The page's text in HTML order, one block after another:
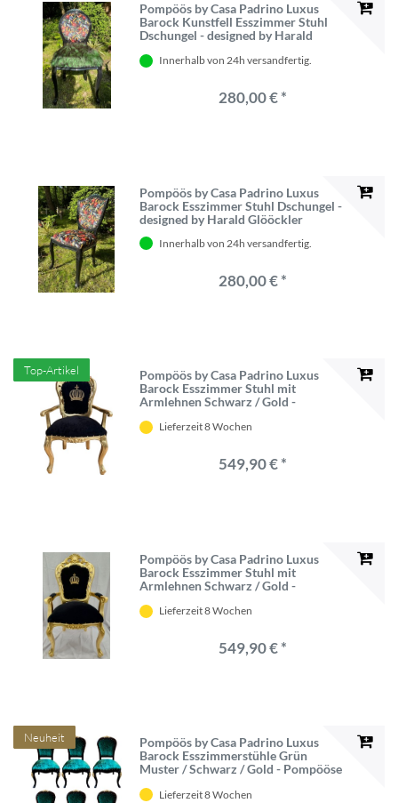
Pompöös by Casa Padrino Luxus
Barock Kunstfell Esszimmer Stuhl
Dschungel - designed by Harald
Innerhalb von 24h versandfertig.
280,00 € *
Pompöös by Casa Padrino Luxus
Barock Esszimmer Stuhl Dschungel -
designed by Harald Glööckler
Innerhalb von 24h versandfertig.
280,00 € *
Top-Artikel
Pompöös by Casa Padrino Luxus
Barock Esszimmer Stuhl mit
Armlehnen Schwarz / Gold -
Harald Glööckler - Pompööse Barock
Lieferzeit 8 Wochen
549,90 € *
Pompöös by Casa Padrino Luxus
Barock Esszimmer Stuhl mit
Armlehnen Schwarz / Gold -
Harald Glööckler - Barock
Lieferzeit 8 Wochen
549,90 € *
Neuheit
Pompöös by Casa Padrino Luxus
Barock Esszimmerstühle Grün
Muster / Schwarz / Gold - Pompööse
Glööckler - 6 Esszimmerstühle -
Lieferzeit 8 Wochen